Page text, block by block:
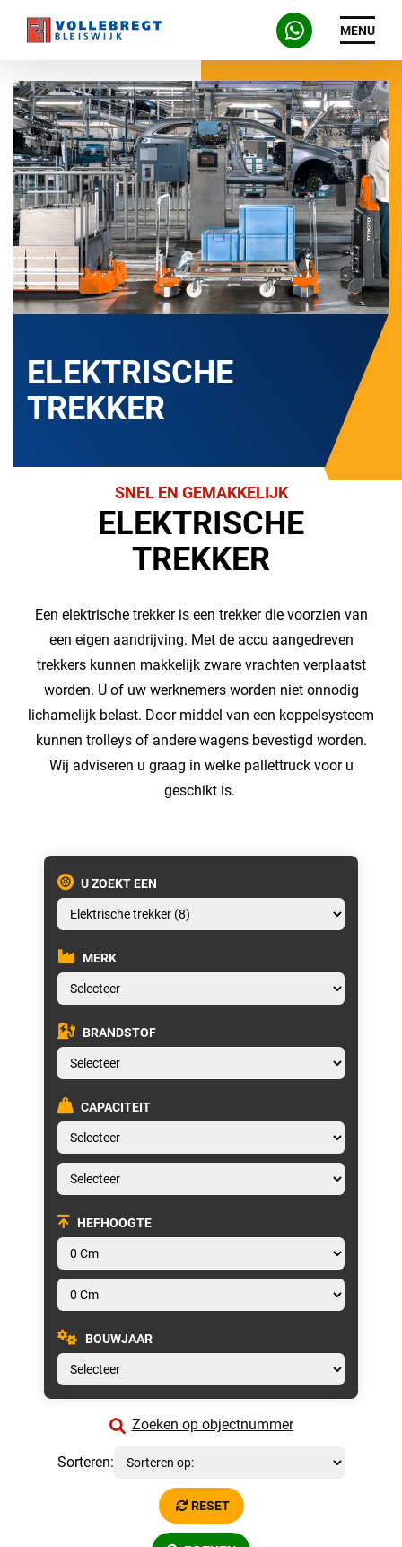
MENU
ELEKTRISCHE
TREKKER
SNEL EN GEMAKKELIJK
ELEKTRISCHE
TREKKER
Een elektrische trekker is een trekker die voorzien van
een eigen aandrijving. Met de accu aangedreven
trekkers kunnen makkelijk zware vrachten verplaatst
worden. U of uw werknemers worden niet onnodig
lichamelijk belast. Door middel van een koppelsysteem
kunnen trolleys of andere wagens bevestigd worden.
Wij adviseren u graag in welke pallettruck voor u
geschikt is.
U ZOEKT EEN
MERK
BRANDSTOF
CAPACITEIT
HEFHOOGTE
BOUWJAAR
Zoeken op objectnummer
Sorteren:
RESET